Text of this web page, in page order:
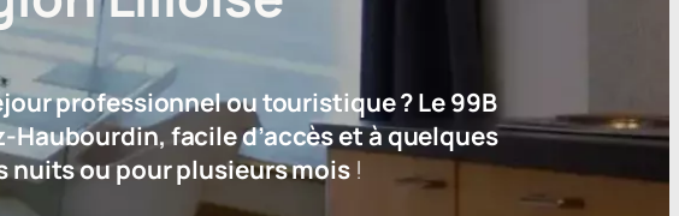
professionnel ou touristique ? Le 99B
facile d’accès et à quelques
nuits ou pour plusieurs mois !